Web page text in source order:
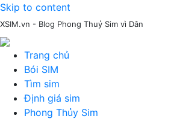
Skip to content
XSIM.vn - Blog Phong Thuỷ Sim vì Dân
Trang chủ
Bói SIM
Tìm sim
Định giá sim
Phong Thủy Sim